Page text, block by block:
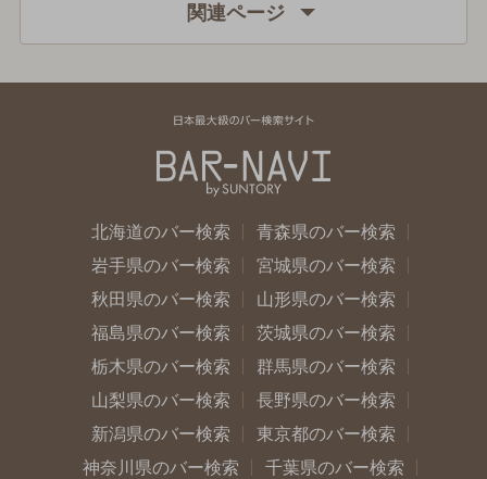
関連ページ
北海道のバー検索
青森県のバー検索
岩手県のバー検索
宮城県のバー検索
秋田県のバー検索
山形県のバー検索
福島県のバー検索
茨城県のバー検索
栃木県のバー検索
群馬県のバー検索
山梨県のバー検索
長野県のバー検索
新潟県のバー検索
東京都のバー検索
神奈川県のバー検索
千葉県のバー検索